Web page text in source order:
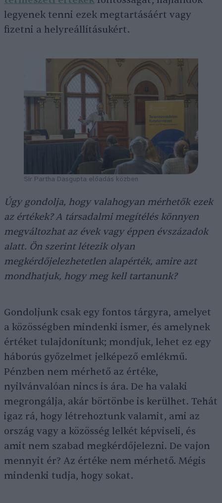
legyenek tenni ezek megtartásáért vagy
fizetni a helyreállításukért.
Sir Partha Dasgupta előadás közben
Úgy gondolja, hogy valahogyan mérhetők ezek
az értékek? A társadalmi megítélés könnyen
megváltozhat az évek vagy éppen évszázadok
alatt. Ön szerint létezik olyan
megkérdőjelezhetetlen alapérték, amire azt
mondhatjuk, hogy meg kell tartanunk?
Gondoljunk csak egy fontos tárgyra, amelyet
a közösségben mindenki ismer, és amelynek
értéket tulajdonítunk; mondjuk, lehet ez egy
háborús győzelmet jelképező emlékmű.
Pénzben nem mérhető az értéke,
nyilvánvalóan nincs is ára. De ha valaki
megrongálja, akár börtönbe is kerülhet. Tehát
igaz rá, hogy létrehoztunk valamit, ami az
ország vagy a közösség lelkét képviseli, és
amit nem szabad megkérdőjelezni. De vajon
mennyit ér? Az értéke nem mérhető. Mégis
mindenki tudja, hogy sokat.